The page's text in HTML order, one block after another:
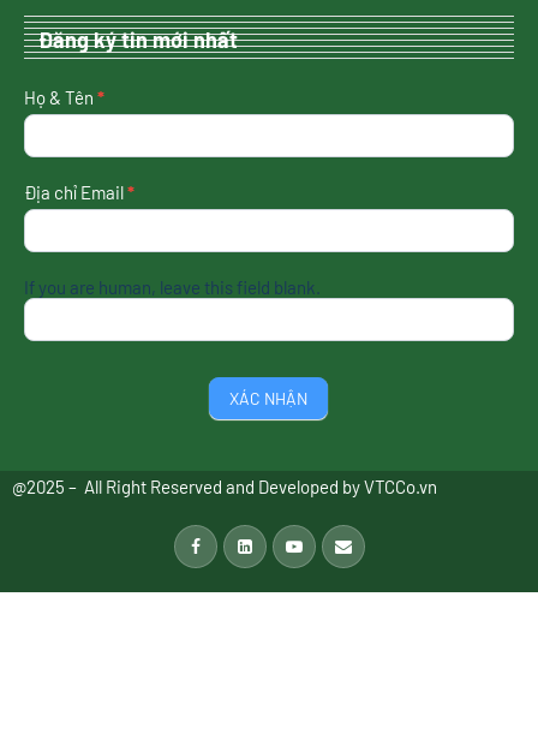
Đăng ký tin mới nhất
nhận
tin
nhất
Họ & Tên *
Địa chỉ Email*
If you are human, leave this field blank.
XÁC NHẬN
@2025 – All Right Reserved and Developed byVTCCo.vn